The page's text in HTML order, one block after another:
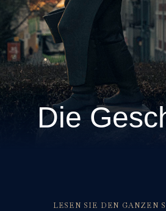
Die
LESEN SIE DEN GANZEN